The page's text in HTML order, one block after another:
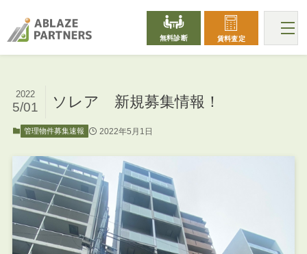
無料診断 賃料査定
ソレア 新規募集情報！
2022
5/01
管理物件募集速報 2022年5月1日